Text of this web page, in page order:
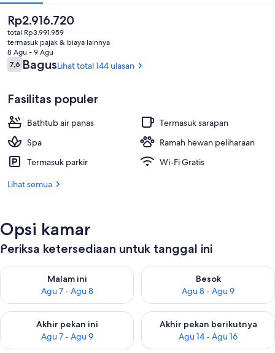
2 restoran; melayani sarapan, makan
Harga
saat
ini
Rp2.916.720
Rp2.916.720
total Rp3.991.959
termasuk pajak & biaya lainnya
8 Agu - 9 Agu
Ulasan
7,67,6 dari 10
BagusLihat total 144 ulasan
Fasilitas populer
Bathtub air panas
Termasuk sarapan
Spa
Ramah hewan peliharaan
Termasuk parkir
Wi-Fi Gratis
Lihat semua
Opsi kamar
Periksa ketersediaan untuk tanggal ini
Malam ini
Agu 7 - Agu 8
Periksa ketersediaan untuk malam ini Agu 7 - Agu 8
Besok
Agu 8 - Agu 9
Periksa ketersediaan untuk
Akhir pekan ini
Agu 7 - Agu 9
Periksa ketersediaan untuk akhir pekan ini Agu 7 - Agu 9
Akhir pekan berikutnya
Agu 14 - Agu 16
Periksa ketersediaan untuk